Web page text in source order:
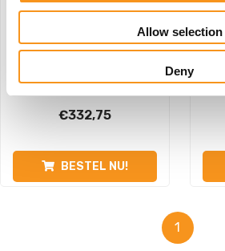
Allow selection
Deny
Finn Met Ringbediening
€332,75
BESTEL NU!
1